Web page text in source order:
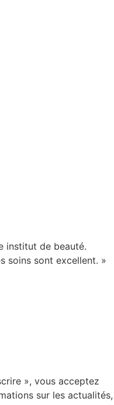
institut de beauté.
soins sont excellent. »
», vous acceptez
sur les actualités,